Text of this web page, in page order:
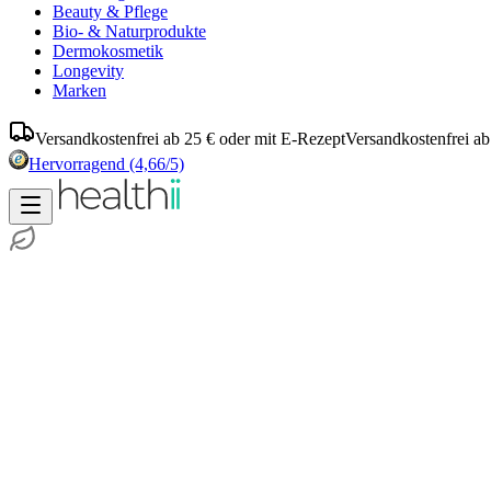
Beauty & Pflege
Bio- & Naturprodukte
Dermokosmetik
Longevity
Marken
Versandkostenfrei ab 25 € oder mit E-RezeptVersandkostenfrei
Hervorragend (4,66/5)